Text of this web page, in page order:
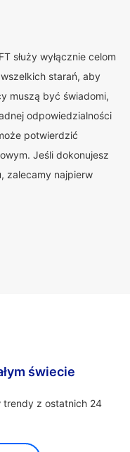
służy wyłącznie celom
starań, aby
muszą być świadomi,
odpowiedzialności
potwierdzić
Jeśli dokonujesz
zalecamy najpierw
świecie
trendy z ostatnich 24